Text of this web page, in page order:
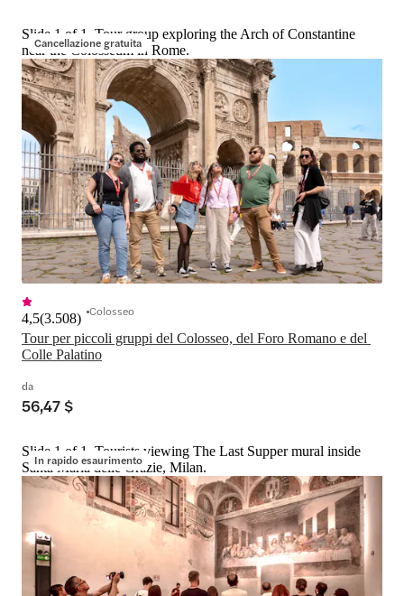
Cancellazione gratuita
Slide 1 of 1, Tour group exploring the Arch of Constantine
near the Colosseum in Rome.
Tour per piccoli gruppi del Colosseo, del Foro Romano e del
Colle Palatino
4,5(3.508) Colosseo
da
56,47 $
In rapido esaurimento
Slide 1 of 1, Tourists viewing The Last Supper mural inside
Santa Maria delle Grazie, Milan.